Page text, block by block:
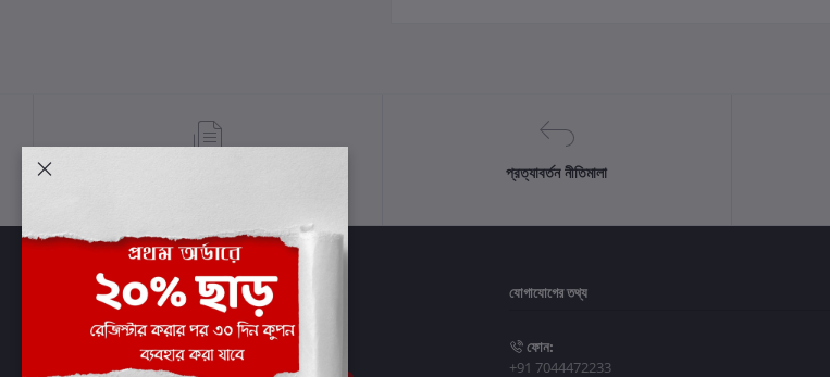
প্রত্যাবর্তন নীতিমালা
যোগাযোগের তথ্য
ফোন:
+91 7044472233